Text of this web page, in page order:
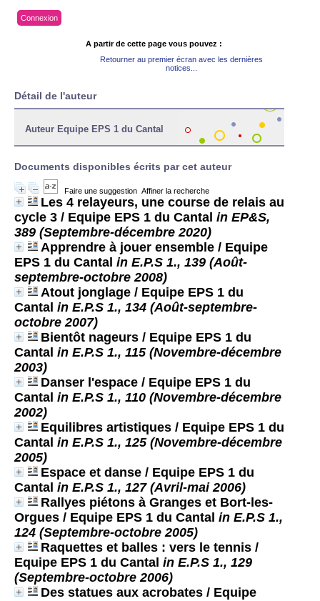
Connexion
A partir de cette page vous pouvez :
Retourner au premier écran avec les dernières
notices...
Détail de l'auteur
Auteur Equipe EPS 1 du Cantal
Documents disponibles écrits par cet auteur
Faire une suggestion Affiner la recherche
Les 4 relayeurs, une course de relais au
cycle 3 / Equipe EPS 1 du Cantal in EP&S,
389 (Septembre-décembre 2020)
Apprendre à jouer ensemble / Equipe
EPS 1 du Cantal in E.P.S 1., 139 (Août-
septembre-octobre 2008)
Atout jonglage / Equipe EPS 1 du
Cantal in E.P.S 1., 134 (Août-septembre-
octobre 2007)
Bientôt nageurs / Equipe EPS 1 du
Cantal in E.P.S 1., 115 (Novembre-décembre
2003)
Danser l'espace / Equipe EPS 1 du
Cantal in E.P.S 1., 110 (Novembre-décembre
2002)
Equilibres artistiques / Equipe EPS 1 du
Cantal in E.P.S 1., 125 (Novembre-décembre
2005)
Espace et danse / Equipe EPS 1 du
Cantal in E.P.S 1., 127 (Avril-mai 2006)
Rallyes piétons à Granges et Bort-les-
Orgues / Equipe EPS 1 du Cantal in E.P.S 1.,
124 (Septembre-octobre 2005)
Raquettes et balles : vers le tennis /
Equipe EPS 1 du Cantal in E.P.S 1., 129
(Septembre-octobre 2006)
Des statues aux acrobates / Equipe